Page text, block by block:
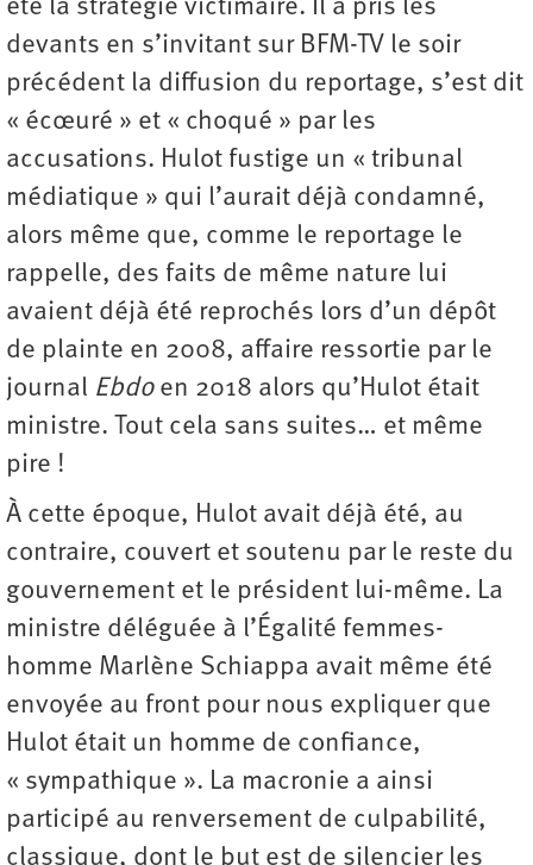
été la stratégie victimaire. Il a pris les
devants en s’invitant sur BFM-TV le soir
précédent la diffusion du reportage, s’est dit
« écœuré » et « choqué » par les
accusations. Hulot fustige un « tribunal
médiatique » qui l’aurait déjà condamné,
alors même que, comme le reportage le
rappelle, des faits de même nature lui
avaient déjà été reprochés lors d’un dépôt
de plainte en 2008, affaire ressortie par le
journal Ebdoen 2018 alors qu’Hulot était
ministre. Tout cela sans suites… et même
pire !
À cette époque, Hulot avait déjà été, au
contraire, couvert et soutenu par le reste du
gouvernement et le président lui-même. La
ministre déléguée à l’Égalité femmes-
homme Marlène Schiappa avait même été
envoyée au front pour nous expliquer que
Hulot était un homme de confiance,
« sympathique ». La macronie a ainsi
participé au renversement de culpabilité,
classique, dont le but est de silencier les